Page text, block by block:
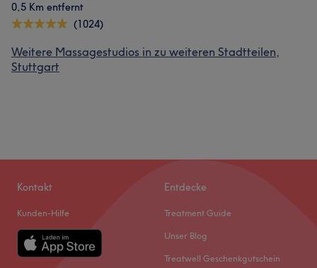
0,5 Km entfernt
(1024)
Weitere Massagestudios in zu weiteren Stadtteilen,
Stuttgart
Kontakt
Kunden-Hilfe
Entdecke
Treatment Guide
Unser Blog
Treatwell Geschenkgutschein